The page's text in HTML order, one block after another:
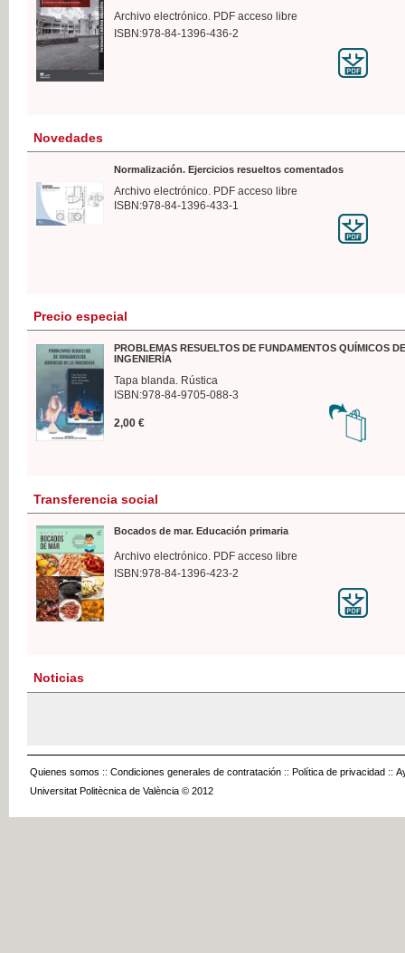
Archivo electrónico. PDF acceso libre
ISBN:978-84-1396-436-2
Novedades
Normalización. Ejercicios resueltos comentados
Archivo electrónico. PDF acceso libre
ISBN:978-84-1396-433-1
Precio especial
PROBLEMAS RESUELTOS DE FUNDAMENTOS QUÍMICOS
INGENIERÍA
Tapa blanda. Rústica
ISBN:978-84-9705-088-3
2,00 €
Transferencia social
Bocados de mar. Educación primaria
Archivo electrónico. PDF acceso libre
ISBN:978-84-1396-423-2
Noticias
Quienes somos :: Condiciones generales de contratación :: Política de privacidad ::
Universitat Politècnica de València © 2012